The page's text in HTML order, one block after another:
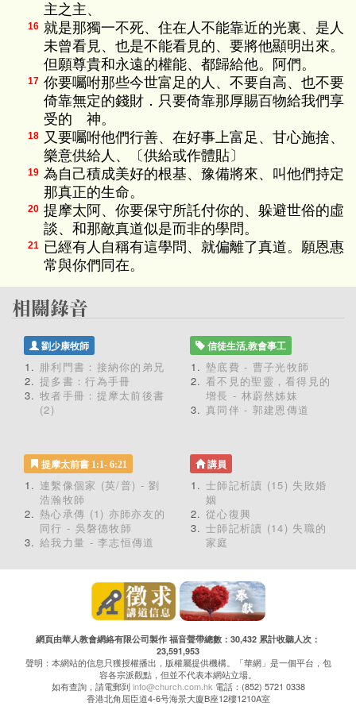
主之主、
16 就是那獨一不死、住在人不能靠近的光裏、是人
未曾看見、也是不能看見的、要將他顯明出來。
但願尊貴和永遠的權能、都歸給他。阿們。
17 你要囑咐那些今世富足的人、不要自高、也不要
倚靠無定的錢財．只要倚靠那厚賜百物給我們享
受的 神。
18 又要囑咐他們行善、在好事上富足、甘心施捨、
樂意供給人、〔供給或作體貼〕
19 為自己積成美好的根基、豫備將來、叫他們持定
那真正的生命。
20 提摩太阿、你要保守所託付你的、躲避世俗的虛
談、和那敵真道似是而非的學問。
21 已經有人自稱有這學問、就偏離了真道。願恩惠
常與你們同在。
劉少康牧師
腓利門書：接納你的弟兄
提多書：行為手冊
牧者手冊：提摩太前後書
(2)
信徒生活,教會事工
墊底費 - 曹子光牧師
看不見的聖靈，看得見的
增長 - 林蔚然姊妹
真同伴 - 郭建恩傳道
提摩太前書 1:1- 6:21
連繫像個家 (英/普) - 劉
浩瀚牧師
熱心承傳 (1) 亦師亦友的
同行 - 吳磐德牧師
給我力量 - 李志恒傳道
講員
士師記析讀 (15) 失敗婚
姻
從心復興
士師記析讀 (14) 失職的
家庭
網頁由華人教會網絡有限公司製作 福音聲帶總數：30,432 累計收聽人次：
23,591,953
聲明：本網站的信息只獲授權播出，版權屬提供機構。「華網」是一個平台，包
容各宗派觀點，但並不代表本網站立場。
如有查詢，請電郵到info@church.com.hk 電話：(852) 5721 0338
香港北角屈臣道4-6号海景大廈B座12樓1210A室